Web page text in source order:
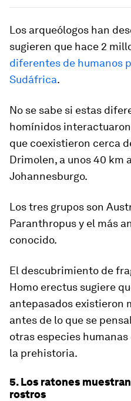
Los arqueólogos han
sugieren que hace 2
diferentes de humanos
Sudáfrica.
No se sabe si estas
homínidos
que coexistieron cerca
Drimolen, a unos 40 km
Johannesburgo.
Los tres grupos son
Paranthropus y el más
conocido.
El descubrimiento de
Homo erectus sugiere
antepasados existieron
antes de lo que se
otras especies
la prehistoria.
5. Los ratones
rostros